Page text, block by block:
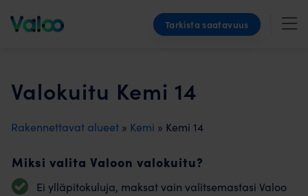
Tarkista saatavuus
Valokuitu Kemi 14
Rakennettavat alueet » Kemi » Kemi 14
Miksi valita Valoon valokuitu?
Ei ylläpitokuluja, maksat vain valitsemastasi Valoo